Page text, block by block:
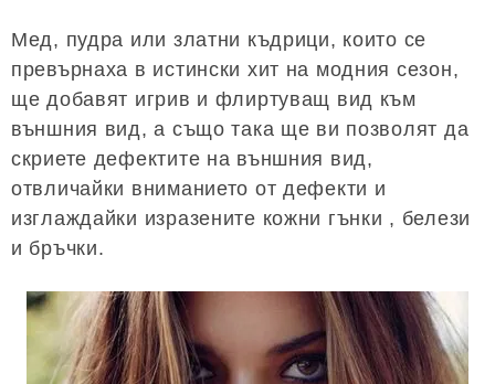
Мед, пудра или златни къдрици, които се
превърнаха в истински хит на модния сезон,
ще добавят игрив и флиртуващ вид към
външния вид, а също така ще ви позволят да
скриете дефектите на външния вид,
отвличайки вниманието от дефекти и
изглаждайки изразените кожни гънки , белези
и бръчки.